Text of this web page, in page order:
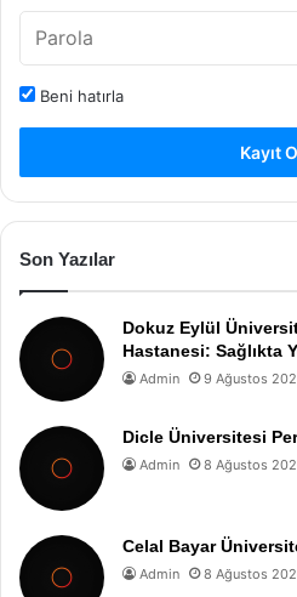
Beni hatırla
Kayıt
Son Yazılar
Dokuz Eylül
Hastanesi: Sağlıkta
Admin 9 Ağustos
Dicle Üniversitesi
Admin 8 Ağustos
Celal Bayar
Admin 8 Ağustos